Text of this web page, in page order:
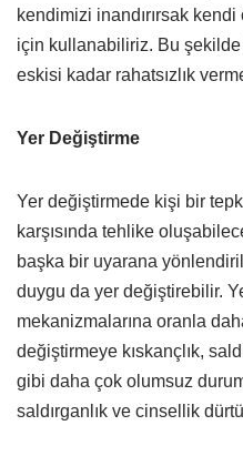
kendimizi inandırırsak
için kullanabiliriz. Bu şekilde
eskisi kadar rahatsızlık
Yer Değiştirme
Yer değiştirmede kişi bir
karşısında tehlike
başka bir uyarana
duygu da yer değiştirebilir.
mekanizmalarına oranla
değiştirmeye kıskançlık,
gibi daha çok olumsuz
saldırganlık ve cinsellik